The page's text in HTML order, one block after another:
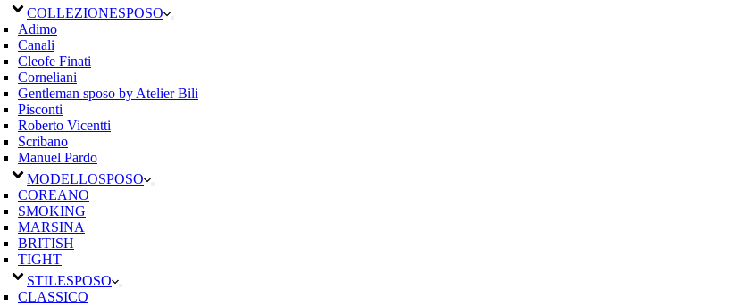
COLLEZIONESPOSO
Adimo
Canali
Cleofe Finati
Corneliani
Gentleman sposo by Atelier Bili
Pisconti
Roberto Vicentti
Scribano
Manuel Pardo
MODELLOSPOSO
COREANO
SMOKING
MARSINA
BRITISH
TIGHT
STILESPOSO
CLASSICO